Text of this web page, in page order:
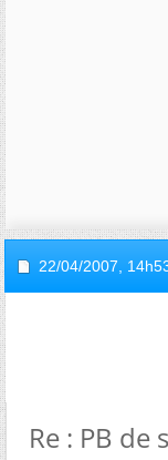
22/04/2007,
Re : PB